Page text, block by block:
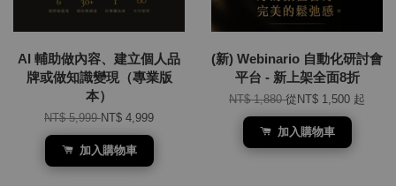
AI 輔助做內容、建立個人品
牌或做知識變現（專業版
本）
NT$ 5,999NT$ 4,999
加入購物車
(新) Webinario 自動化研討會
平台 - 新上架全面8折
NT$ 1,880從 NT$ 1,500 起
加入購物車